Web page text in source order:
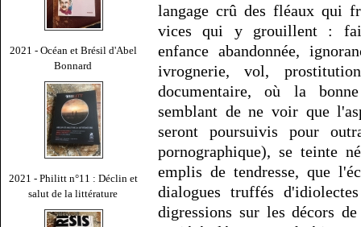
2021 - Océan et Brésil d'Abel
Bonnard
2021 - Philitt n°11 : Déclin et
salut de la littérature
langage crû des fléaux qui
vices qui y grouillent :
enfance abandonnée,
ivrognerie, vol,
documentaire, où la
semblant de ne voir que
seront poursuivis pour
pornographique), se teinte
emplis de tendresse, que
dialogues truffés
digressions sur les décors